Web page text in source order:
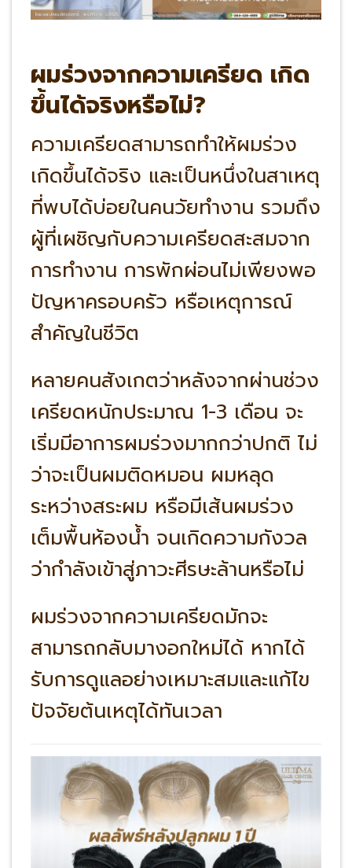
ผมร่วงจากความเครียด เกิด
ขึ้นได้จริงหรือไม่?
ความเครียดสามารถทำให้ผมร่วง
เกิดขึ้นได้จริง และเป็นหนึ่งในสาเหตุ
ที่พบได้บ่อยในคนวัยทำงาน รวมถึง
ผู้ที่เผชิญกับความเครียดสะสมจาก
การทำงาน การพักผ่อนไม่เพียงพอ
ปัญหาครอบครัว หรือเหตุการณ์
สำคัญในชีวิต
หลายคนสังเกตว่าหลังจากผ่านช่วง
เครียดหนักประมาณ 1-3 เดือน จะ
เริ่มมีอาการผมร่วงมากกว่าปกติ ไม่
ว่าจะเป็นผมติดหมอน ผมหลุด
ระหว่างสระผม หรือมีเส้นผมร่วง
เต็มพื้นห้องน้ำ จนเกิดความกังวล
ว่ากำลังเข้าสู่ภาวะศีรษะล้านหรือไม่
ผมร่วงจากความเครียดมักจะ
สามารถกลับมางอกใหม่ได้ หากได้
รับการดูแลอย่างเหมาะสมและแก้ไข
ปัจจัยต้นเหตุได้ทันเวลา